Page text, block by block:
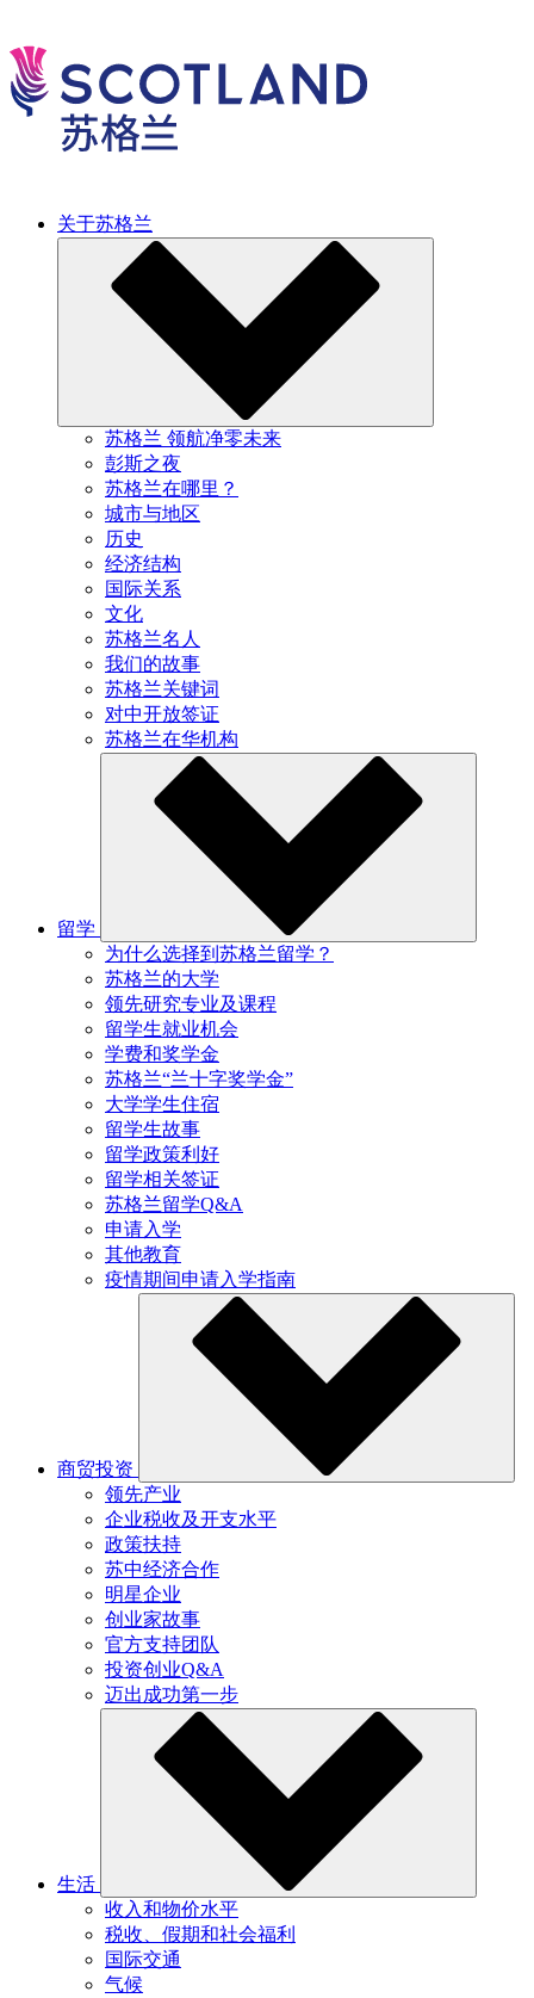
关于苏格兰
苏格兰 领航净零未来
彭斯之夜
苏格兰在哪里？
城市与地区
历史
经济结构
国际关系
文化
苏格兰名人
我们的故事
苏格兰关键词
对中开放签证
苏格兰在华机构
留学
为什么选择到苏格兰留学？
苏格兰的大学
领先研究专业及课程
留学生就业机会
学费和奖学金
苏格兰“兰十字奖学金”
大学学生住宿
留学生故事
留学政策利好
留学相关签证
苏格兰留学Q&A
申请入学
其他教育
疫情期间申请入学指南
商贸投资
领先产业
企业税收及开支水平
政策扶持
苏中经济合作
明星企业
创业家故事
官方支持团队
投资创业Q&A
迈出成功第一步
生活
收入和物价水平
税收、假期和社会福利
国际交通
气候